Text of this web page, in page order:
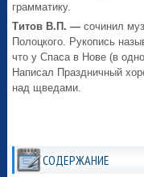
грамматику.
Титов В.П. —сочинил
Полоцкого. Рукопись
что у Спаса в Нове (в
Написал Праздничный
над щведами.
СОДЕРЖАНИЕ